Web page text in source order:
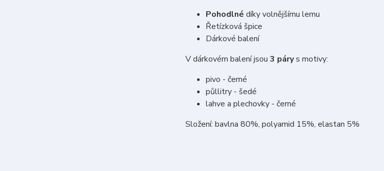
Pohodlné díky volnějšímu lemu
Řetízková špice
Dárkové balení
V dárkovém balení jsou 3 párys motivy:
pivo - černé
půllitry - šedé
lahve a plechovky - černé
Složení: bavlna 80%, polyamid 15%, elastan 5%